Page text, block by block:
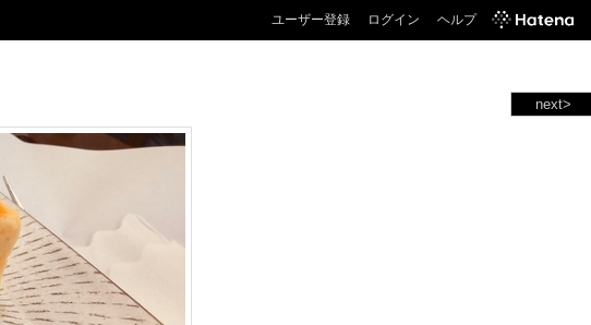
ユーザー登録 ログイン ヘルプ
next>